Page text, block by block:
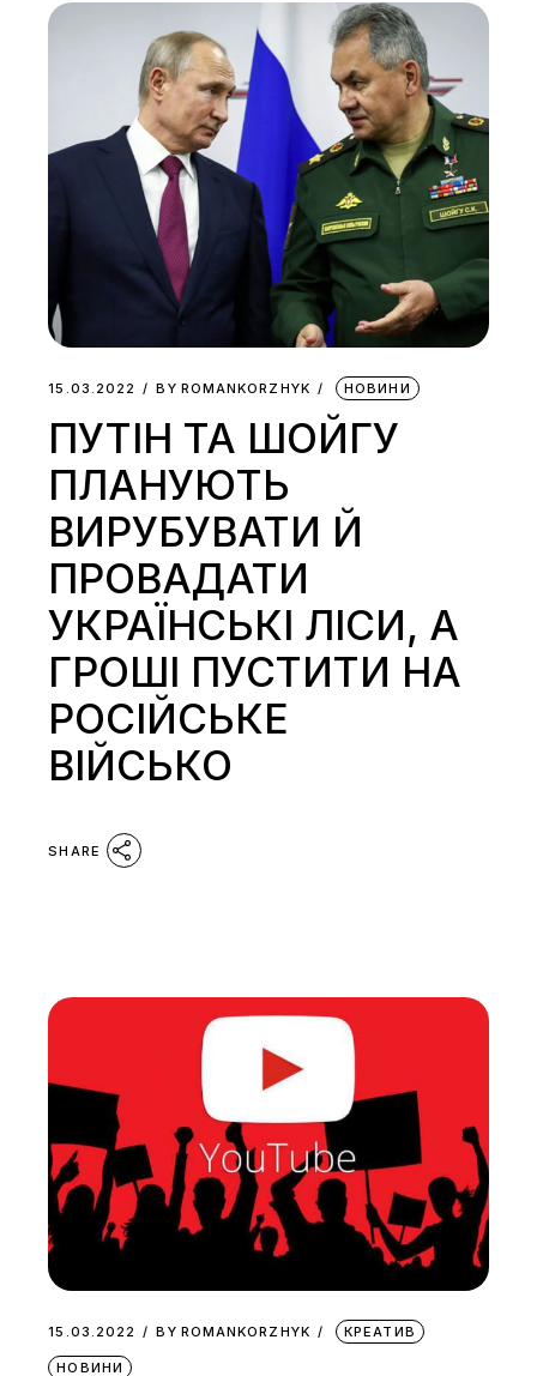
15.03.2022 BY ROMANKORZHYK НОВИНИ
ПУТІН ТА ШОЙГУ
ПЛАНУЮТЬ
ВИРУБУВАТИ Й
ПРОВАДАТИ
УКРАЇНСЬКІ ЛІСИ, А
ГРОШІ ПУСТИТИ НА
РОСІЙСЬКЕ
ВІЙСЬКО
SHARE
15.03.2022 BY ROMANKORZHYK КРЕАТИВ
НОВИНИ